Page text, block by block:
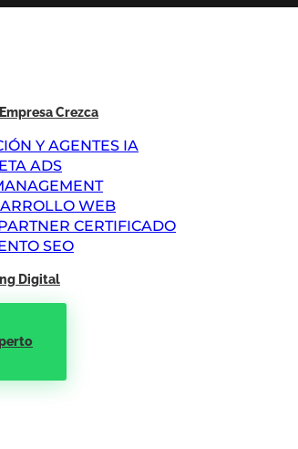
Crezca
Y AGENTES IA
ADS
WEB
CERTIFICADO
SEO
Digital